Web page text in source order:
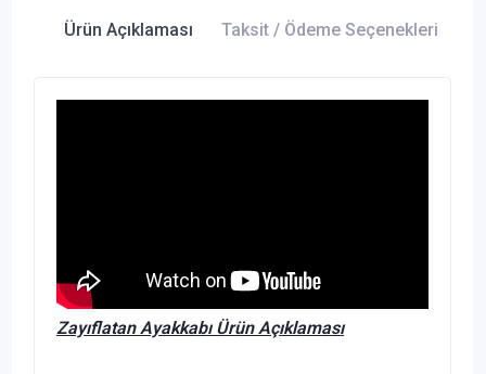
Ürün Açıklaması Taksit / Ödeme Seçenekleri
Zayıflatan Ayakkabı Ürün Açıklaması